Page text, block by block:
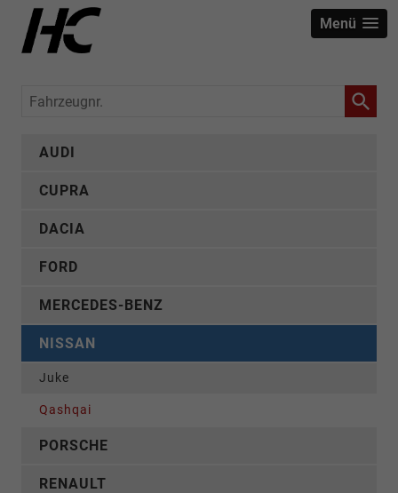
Menü
Fahrzeugnr.
AUDI
CUPRA
DACIA
FORD
MERCEDES-BENZ
NISSAN
Juke
Qashqai
PORSCHE
RENAULT